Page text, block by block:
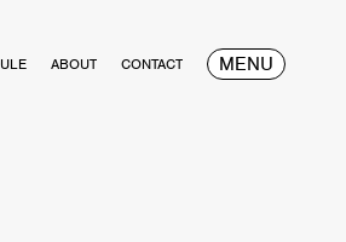
ABOUT CONTACT MENU